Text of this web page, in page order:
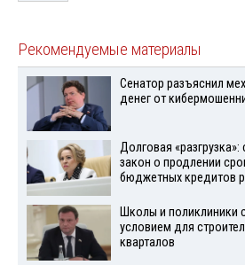
Рекомендуемые материалы
Сенатор разъяснил
денег от
Долговая
закон о продлении
бюджетных кредитов
Школы и поликлиники
условием для
кварталов